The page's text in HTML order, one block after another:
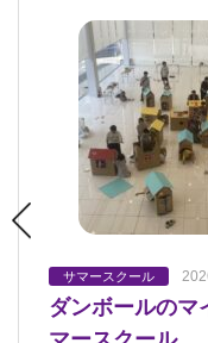
サマースクール
ダンボールの
展覧会 2026.08.07
平和と美術と音
サマースクール
「わたしもピ
サマースクール
ポーリングア
展覧会 2026.08.04
第65回新制作広